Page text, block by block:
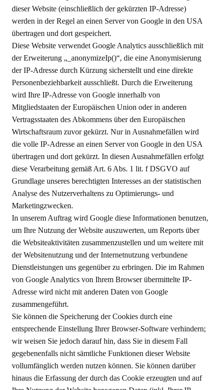
dieser Website (einschließlich der gekürzten IP-Adresse)
werden in der Regel an einen Server von Google in den USA
übertragen und dort gespeichert.
Diese Website verwendet Google Analytics ausschließlich mit
der Erweiterung „_anonymizeIp()“, die eine Anonymisierung
der IP-Adresse durch Kürzung sicherstellt und eine direkte
Personenbeziehbarkeit ausschließt. Durch die Erweiterung
wird Ihre IP-Adresse von Google innerhalb von
Mitgliedstaaten der Europäischen Union oder in anderen
Vertragsstaaten des Abkommens über den Europäischen
Wirtschaftsraum zuvor gekürzt. Nur in Ausnahmefällen wird
die volle IP-Adresse an einen Server von Google in den USA
übertragen und dort gekürzt. In diesen Ausnahmefällen erfolgt
diese Verarbeitung gemäß Art. 6 Abs. 1 lit. f DSGVO auf
Grundlage unseres berechtigten Interesses an der statistischen
Analyse des Nutzerverhaltens zu Optimierungs- und
Marketingzwecken.
In unserem Auftrag wird Google diese Informationen benutzen,
um Ihre Nutzung der Website auszuwerten, um Reports über
die Websiteaktivitäten zusammenzustellen und um weitere mit
der Websitenutzung und der Internetnutzung verbundene
Dienstleistungen uns gegenüber zu erbringen. Die im Rahmen
von Google Analytics von Ihrem Browser übermittelte IP-
Adresse wird nicht mit anderen Daten von Google
zusammengeführt.
Sie können die Speicherung der Cookies durch eine
entsprechende Einstellung Ihrer Browser-Software verhindern;
wir weisen Sie jedoch darauf hin, dass Sie in diesem Fall
gegebenenfalls nicht sämtliche Funktionen dieser Website
vollumfänglich werden nutzen können. Sie können darüber
hinaus die Erfassung der durch das Cookie erzeugten und auf